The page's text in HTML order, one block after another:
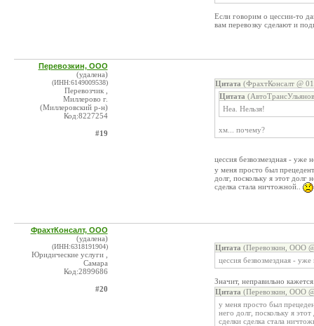
Если говорим о цессии-то
вам перевозку сделают и
Перевозкин, ООО
(удалена)
(ИНН:6149009538)
Перевозчик ,
Миллерово г.
(Миллеровский р-н)
Код:8227254
#19
Цитата (ФрахтКонсалт @
Цитата
Неа. Нельзя!
хм... почему?
цессия безвозмездная - уже
у меня просто был
долг, поскольку я этот долг
сделка стала ничтожной..
ФрахтКонсалт, ООО
(удалена)
(ИНН:6318191904)
Юридические услуги ,
Самара
Код:2899686
#20
Цитата (Перевозкин, ООО
цессия безвозмездная -
Значит, неправильно
Цитата (Перевозкин, ООО
у меня просто был
него долг, поскольку я
сделки сделка стала